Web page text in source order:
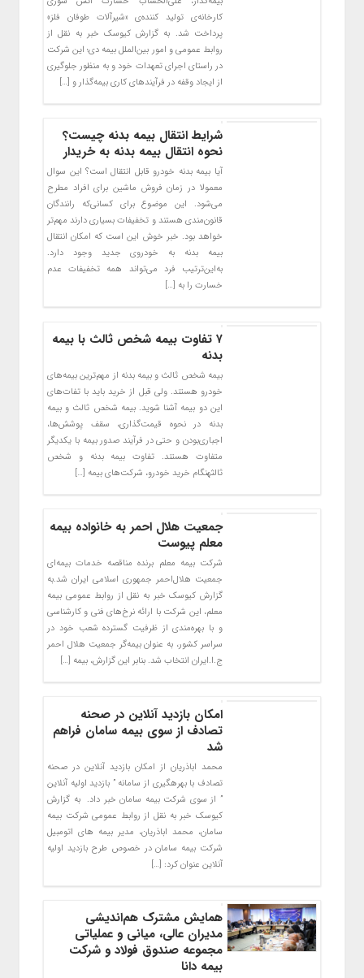
کارخانه‌ی تولید کننده‌ی «شیرآلات طوفان فلز»
پرداخت شد. به گزارش کیوسک خبر به نقل از
روابط عمومی و امور بین‌الملل بیمه دی؛ این شرکت
در راستای اجرای تعهدات خود و به منظور جلوگیری
از ایجاد وقفه در فرآیندهای کاری بیمه‌گذار و […]
شرایط انتقال بیمه بدنه چیست؟
نحوه انتقال بیمه بدنه به خریدار
آیا بیمه بدنه خودرو قابل انتقال است؟ این سوال
معمولا در زمان فروش ماشین برای افراد مطرح
می‌شود. این موضوع برای کسانی‌که رانندگان
قانون‌مندی هستند و تخفیفات بسیاری دارند مهم‌تر
خواهد بود. خبر خوش این است که امکان انتقال
بیمه بدنه به خودروی جدید وجود دارد.
به‌این‌ترتیب فرد می‌تواند همه تخفیفات عدم
خسارت را به […]
۷ تفاوت بیمه شخص ثالث با بیمه
بدنه
بیمه شخص ثالث و بیمه بدنه از مهم‌ترین بیمه‌های
خودرو هستند. ولی قبل از خرید باید با تفات‌های
این دو بیمه آشنا شوید. بیمه شخص ثالث و بیمه
بدنه در نحوه قیمت‌گذاری، سقف پوشش‌ها،
اجباری‌بودن و حتی در فرآیند صدور بیمه با یکدیگر
متفاوت هستند. تفاوت بیمه بدنه و شخص
ثالثهنگام خرید خودرو، شرکت‌های بیمه […]
جمعیت هلال احمر به خانواده بیمه
معلم پیوست
شرکت بیمه معلم برنده مناقصه خدمات بیمه‌ای
جمعیت هلال‌احمر جمهوری اسلامی ایران شد.به
گزارش کیوسک خبر به نقل از روابط عمومی بیمه
معلم، این شرکت با ارائه نرخ‌های فنی و کارشناسی
و با بهره‌مندی از ظرفیت گسترده شعب خود در
سراسر کشور، به عنوان بیمه‌گر جمعیت هلال احمر
ج.ا.ایران انتخاب شد. بنابر این گزارش، بیمه […]
امکان بازدید آنلاین در صحنه
تصادف از سوی بیمه سامان فراهم
شد
محمد اباذریان از امکان بازدید آنلاین در صحنه
تصادف با بهره‎گیری از سامانه ” بازدید اولیه آنلاین
” از سوی شرکت بیمه سامان خبر داد. ⁠ به گزارش
کیوسک خبر به نقل از روابط عمومی شرکت بیمه
سامان، محمد اباذریان، مدیر بیمه های اتومبیل
شرکت بیمه سامان در خصوص طرح بازدید اولیه
آنلاین عنوان کرد: […]
همایش مشترک هم‌اندیشی
مدیران عالی، میانی و عملیاتی
مجموعه صندوق فولاد و شرکت
بیمه دانا